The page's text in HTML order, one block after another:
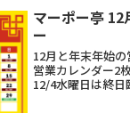
マーポー亭
ー
12月と年末年始
営業カレンダー2
12/4水曜日は終